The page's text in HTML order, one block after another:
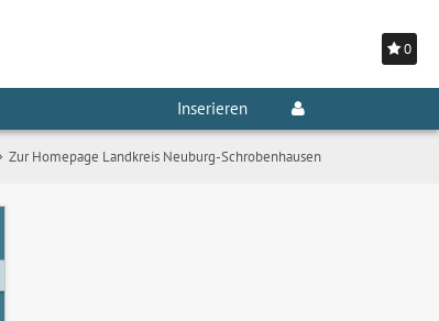
0
Inserieren
Zur Homepage Landkreis Neuburg-Schrobenhausen